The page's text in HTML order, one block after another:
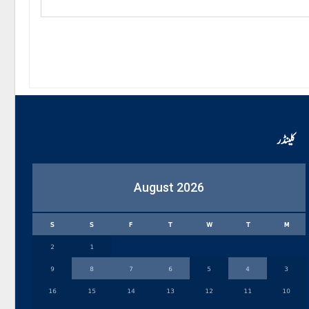
کلینڈر
August 2026
M
T
W
T
F
S
S
1
2
3
4
5
6
7
8
9
10
11
12
13
14
15
16